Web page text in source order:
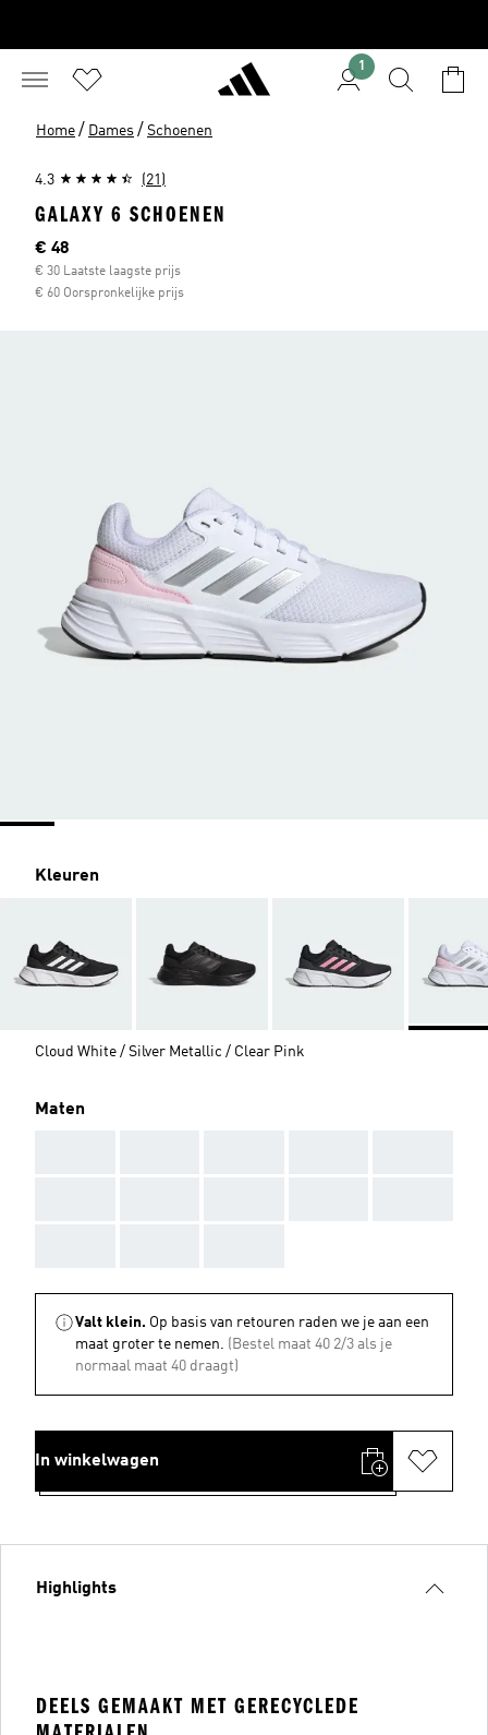
1
Home / Dames / Schoenen
4.3 (21)
GALAXY 6 SCHOENEN
Huidige prijs
€ 48
€ 30 Laatste laagste prijs
€ 60 Oorspronkelijke prijs
Kleuren
Cloud White / Silver Metallic / Clear Pink
Maten
Valt klein. Op basis van retouren raden we je aan een
maat groter te nemen. (Bestel maat 40 2/3 als je
normaal maat 40 draagt)
In winkelwagen
Highlights
DEELS GEMAAKT MET GERECYCLEDE